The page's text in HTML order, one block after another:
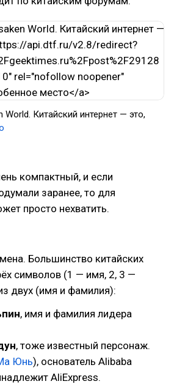
Китайский интернет — это,
компактный, и если
заранее, то для
просто нехватить.
Большинство китайских
символов (1 — имя, 2, 3 —
двух (имя и фамилия):
, имя и фамилия лидера
, тоже известный персонаж.
Юнь), основатель Alibaba
AliExpress.